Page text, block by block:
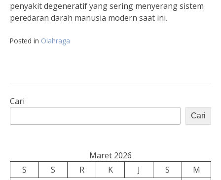
penyakit degeneratif yang sering menyerang sistem
peredaran darah manusia modern saat ini.
Posted in Olahraga
Cari
Cari
Maret 2026
S
S R K J S
M